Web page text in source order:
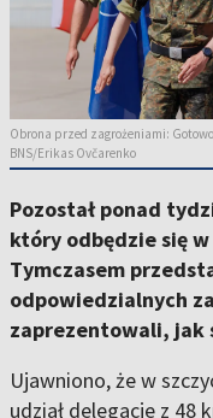
Obrona przed zagrożeniami:
BNS/Erikas Ovčarenko
Pozostał ponad
który odbędzie się
Tymczasem
odpowiedzialnych
zaprezentowali, jak
Ujawniono, że w
udział delegacje z 48